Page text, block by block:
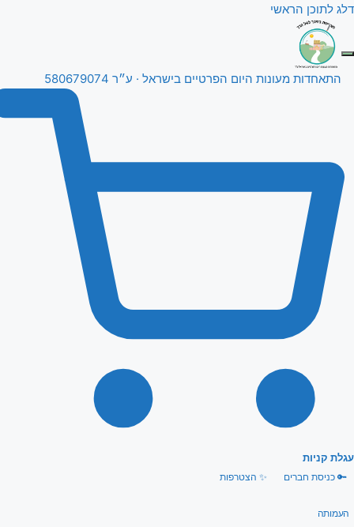
דלג לתוכן הראשי
התאחדות מעונות היום הפרטיים בישראל · ע״ר 580679074
העמותה
עגלת קניות
🔑 כניסת חברים ✨ הצטרפות